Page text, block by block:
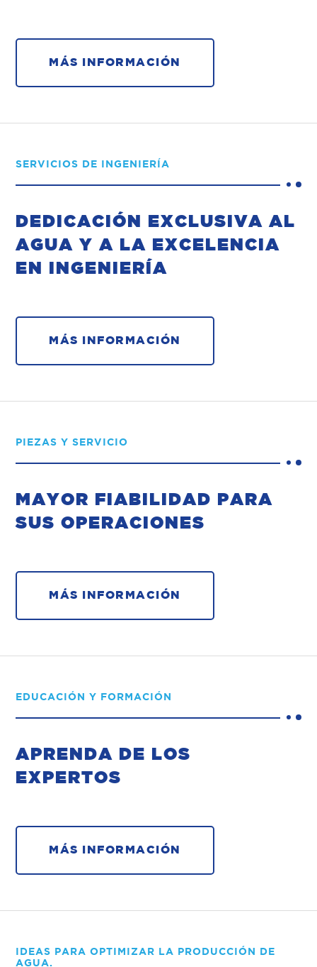
MÁS INFORMACIÓN
SERVICIOS DE INGENIERÍA
DEDICACIÓN EXCLUSIVA AL
AGUA Y A LA EXCELENCIA
EN INGENIERÍA
MÁS INFORMACIÓN
PIEZAS Y SERVICIO
MAYOR FIABILIDAD PARA
SUS OPERACIONES
MÁS INFORMACIÓN
EDUCACIÓN Y FORMACIÓN
APRENDA DE LOS
EXPERTOS
MÁS INFORMACIÓN
IDEAS PARA OPTIMIZAR LA PRODUCCIÓN DE
AGUA.